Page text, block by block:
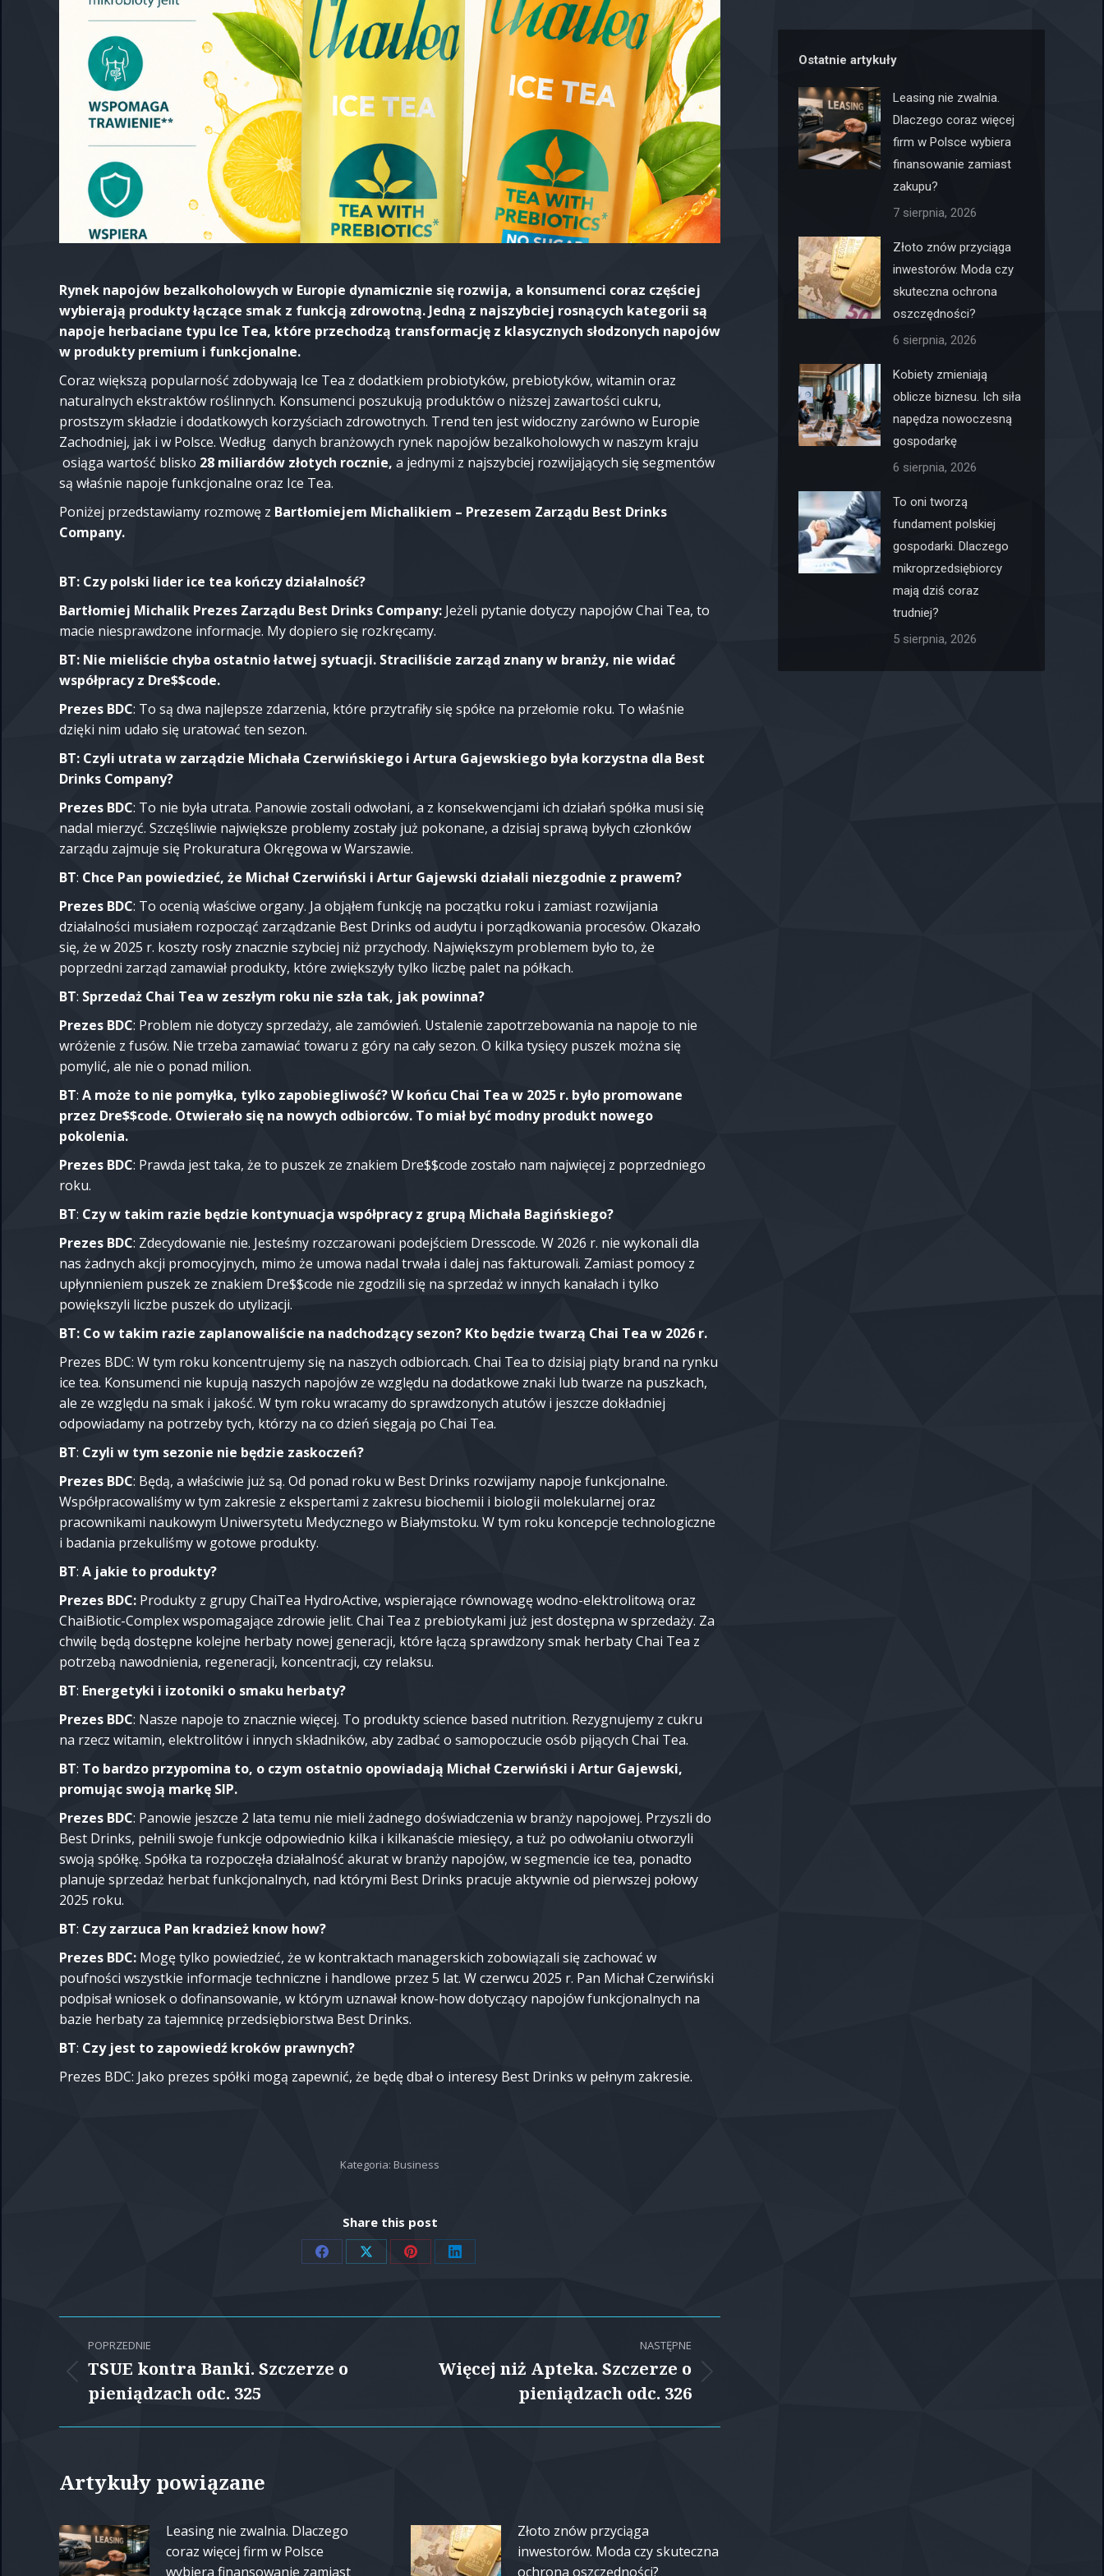
Rynek napojów bezalkoholowych w Europie dynamicznie się rozwija, a konsumenci coraz częściej
wybierają produkty łączące smak z funkcją zdrowotną. Jedną z najszybciej rosnących kategorii są
napoje herbaciane typu Ice Tea, które przechodzą transformację z klasycznych słodzonych napojów
w produkty premium i funkcjonalne.
Coraz większą popularność zdobywają Ice Tea z dodatkiem probiotyków, prebiotyków, witamin oraz
naturalnych ekstraktów roślinnych. Konsumenci poszukują produktów o niższej zawartości cukru,
prostszym składzie i dodatkowych korzyściach zdrowotnych. Trend ten jest widoczny zarówno w Europie
Zachodniej, jak i w Polsce. Według danych branżowych rynek napojów bezalkoholowych w naszym kraju
osiąga wartość blisko 28 miliardów złotych rocznie, a jednymi z najszybciej rozwijających się segmentów
są właśnie napoje funkcjonalne oraz Ice Tea.
Poniżej przedstawiamy rozmowę z Bartłomiejem Michalikiem – Prezesem Zarządu Best Drinks
Company.
BT: Czy polski lider ice tea kończy działalność?
Bartłomiej Michalik Prezes Zarządu Best Drinks Company: Jeżeli pytanie dotyczy napojów Chai Tea, to
macie niesprawdzone informacje. My dopiero się rozkręcamy.
BT: Nie mieliście chyba ostatnio łatwej sytuacji. Straciliście zarząd znany w branży, nie widać
współpracy z Dre$$code.
Prezes BDC: To są dwa najlepsze zdarzenia, które przytrafiły się spółce na przełomie roku. To właśnie
dzięki nim udało się uratować ten sezon.
BT: Czyli utrata w zarządzie Michała Czerwińskiego i Artura Gajewskiego była korzystna dla Best
Drinks Company?
Prezes BDC: To nie była utrata. Panowie zostali odwołani, a z konsekwencjami ich działań spółka musi się
nadal mierzyć. Szczęśliwie największe problemy zostały już pokonane, a dzisiaj sprawą byłych członków
zarządu zajmuje się Prokuratura Okręgowa w Warszawie.
BT: Chce Pan powiedzieć, że Michał Czerwiński i Artur Gajewski działali niezgodnie z prawem?
Prezes BDC: To ocenią właściwe organy. Ja objąłem funkcję na początku roku i zamiast rozwijania
działalności musiałem rozpocząć zarządzanie Best Drinks od audytu i porządkowania procesów. Okazało
się, że w 2025 r. koszty rosły znacznie szybciej niż przychody. Największym problemem było to, że
poprzedni zarząd zamawiał produkty, które zwiększyły tylko liczbę palet na półkach.
BT: Sprzedaż Chai Tea w zeszłym roku nie szła tak, jak powinna?
Prezes BDC: Problem nie dotyczy sprzedaży, ale zamówień. Ustalenie zapotrzebowania na napoje to nie
wróżenie z fusów. Nie trzeba zamawiać towaru z góry na cały sezon. O kilka tysięcy puszek można się
pomylić, ale nie o ponad milion.
BT: A może to nie pomyłka, tylko zapobiegliwość? W końcu Chai Tea w 2025 r. było promowane
przez Dre$$code. Otwierało się na nowych odbiorców. To miał być modny produkt nowego
pokolenia.
Prezes BDC: Prawda jest taka, że to puszek ze znakiem Dre$$code zostało nam najwięcej z poprzedniego
roku.
BT: Czy w takim razie będzie kontynuacja współpracy z grupą Michała Bagińskiego?
Prezes BDC: Zdecydowanie nie. Jesteśmy rozczarowani podejściem Dresscode. W 2026 r. nie wykonali dla
nas żadnych akcji promocyjnych, mimo że umowa nadal trwała i dalej nas fakturowali. Zamiast pomocy z
upłynnieniem puszek ze znakiem Dre$$code nie zgodzili się na sprzedaż w innych kanałach i tylko
powiększyli liczbe puszek do utylizacji.
BT: Co w takim razie zaplanowaliście na nadchodzący sezon? Kto będzie twarzą Chai Tea w 2026 r.
Prezes BDC: W tym roku koncentrujemy się na naszych odbiorcach. Chai Tea to dzisiaj piąty brand na rynku
ice tea. Konsumenci nie kupują naszych napojów ze względu na dodatkowe znaki lub twarze na puszkach,
ale ze względu na smak i jakość. W tym roku wracamy do sprawdzonych atutów i jeszcze dokładniej
odpowiadamy na potrzeby tych, którzy na co dzień sięgają po Chai Tea.
BT: Czyli w tym sezonie nie będzie zaskoczeń?
Prezes BDC: Będą, a właściwie już są. Od ponad roku w Best Drinks rozwijamy napoje funkcjonalne.
Współpracowaliśmy w tym zakresie z ekspertami z zakresu biochemii i biologii molekularnej oraz
pracownikami naukowym Uniwersytetu Medycznego w Białymstoku. W tym roku koncepcje technologiczne
i badania przekuliśmy w gotowe produkty.
BT: A jakie to produkty?
Prezes BDC: Produkty z grupy ChaiTea HydroActive, wspierające równowagę wodno-elektrolitową oraz
ChaiBiotic-Complex wspomagające zdrowie jelit. Chai Tea z prebiotykami już jest dostępna w sprzedaży. Za
chwilę będą dostępne kolejne herbaty nowej generacji, które łączą sprawdzony smak herbaty Chai Tea z
potrzebą nawodnienia, regeneracji, koncentracji, czy relaksu.
BT: Energetyki i izotoniki o smaku herbaty?
Prezes BDC: Nasze napoje to znacznie więcej. To produkty science based nutrition. Rezygnujemy z cukru
na rzecz witamin, elektrolitów i innych składników, aby zadbać o samopoczucie osób pijących Chai Tea.
BT: To bardzo przypomina to, o czym ostatnio opowiadają Michał Czerwiński i Artur Gajewski,
promując swoją markę SIP.
Prezes BDC: Panowie jeszcze 2 lata temu nie mieli żadnego doświadczenia w branży napojowej. Przyszli do
Best Drinks, pełnili swoje funkcje odpowiednio kilka i kilkanaście miesięcy, a tuż po odwołaniu otworzyli
swoją spółkę. Spółka ta rozpoczęła działalność akurat w branży napojów, w segmencie ice tea, ponadto
planuje sprzedaż herbat funkcjonalnych, nad którymi Best Drinks pracuje aktywnie od pierwszej połowy
2025 roku.
BT: Czy zarzuca Pan kradzież know how?
Prezes BDC: Mogę tylko powiedzieć, że w kontraktach managerskich zobowiązali się zachować w
poufności wszystkie informacje techniczne i handlowe przez 5 lat. W czerwcu 2025 r. Pan Michał Czerwiński
podpisał wniosek o dofinansowanie, w którym uznawał know-how dotyczący napojów funkcjonalnych na
bazie herbaty za tajemnicę przedsiębiorstwa Best Drinks.
BT: Czy jest to zapowiedź kroków prawnych?
Prezes BDC: Jako prezes spółki mogą zapewnić, że będę dbał o interesy Best Drinks w pełnym zakresie.
Kategoria: Business
Share this post
Share
Facebook
Share
X
Share
Pinterest
Share
LinkedIn
Nawigacja
wpisów
POPRZEDNIE
Poprzedni
wpis:
TSUE kontra Banki. Szczerze o
pieniądzach odc. 325
NASTĘPNE
Następny
Więcej niż Apteka. Szczerze o
pieniądzach odc. 326
Artykuły powiązane
Leasing nie zwalnia. Dlaczego
coraz więcej firm w Polsce
wybiera finansowanie zamiast
Złoto znów przyciąga
inwestorów. Moda czy skuteczna
ochrona oszczędności?
Ostatnie artykuły
Leasing nie zwalnia.
Dlaczego coraz więcej
firm w Polsce wybiera
finansowanie zamiast
zakupu?
7 sierpnia, 2026
Złoto znów przyciąga
inwestorów. Moda czy
skuteczna ochrona
oszczędności?
6 sierpnia, 2026
Kobiety zmieniają
oblicze biznesu. Ich siła
napędza nowoczesną
gospodarkę
6 sierpnia, 2026
To oni tworzą
fundament polskiej
gospodarki. Dlaczego
mikroprzedsiębiorcy
mają dziś coraz
trudniej?
5 sierpnia, 2026